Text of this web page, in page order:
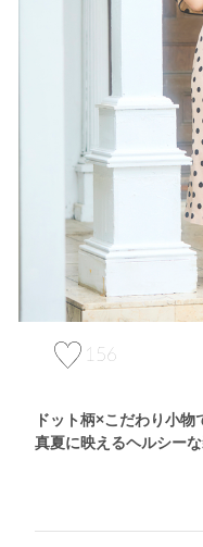
156
ドット柄×こだわり小物
真夏に映えるヘルシー